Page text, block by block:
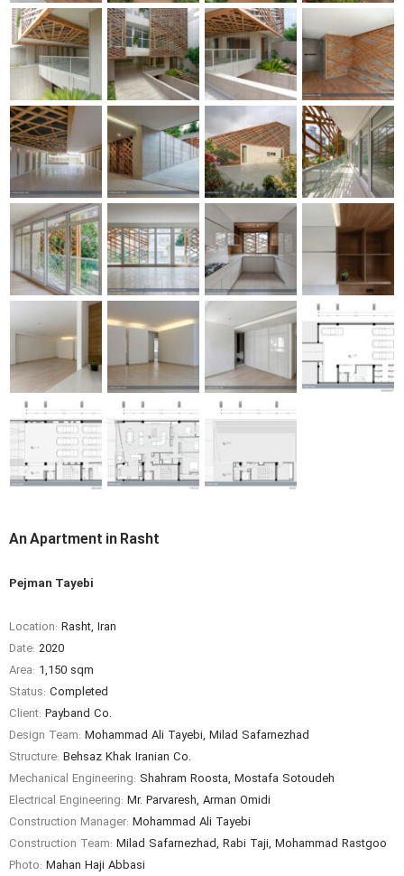
An Apartment in Rasht
Pejman Tayebi
Location: Rasht, Iran
Date: 2020
Area: 1,150 sqm
Status: Completed
Client: Payband Co.
Design Team: Mohammad Ali Tayebi, Milad Safarnezhad
Structure: Behsaz Khak Iranian Co.
Mechanical Engineering: Shahram Roosta, Mostafa Sotoudeh
Electrical Engineering: Mr. Parvaresh, Arman Omidi
Construction Manager: Mohammad Ali Tayebi
Construction Team: Milad Safarnezhad, Rabi Taji, Mohammad Rastgoo
Photo: Mahan Haji Abbasi